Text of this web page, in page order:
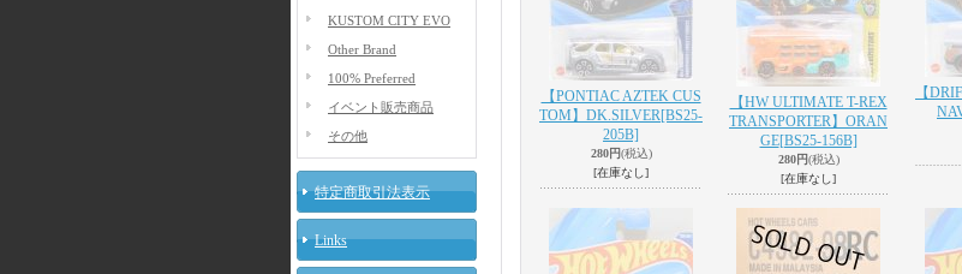
KUSTOM CITY EVO
Other Brand
100% Preferred
イベント販売商品
その他
特定商取引法表示
Links
【PONTIAC AZTEK CUS
TOM】DK.SILVER[BS25-
205B]
280円(税込)
[在庫なし]
【HW ULTIMATE T-REX
TRANSPORTER】ORAN
GE[BS25-156B]
280円(税込)
[在庫なし]
【